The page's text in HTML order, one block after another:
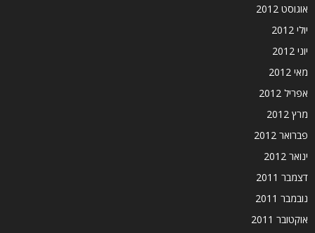
אוגוסט 2012
יולי 2012
יוני 2012
מאי 2012
אפריל 2012
מרץ 2012
פברואר 2012
ינואר 2012
דצמבר 2011
נובמבר 2011
אוקטובר 2011